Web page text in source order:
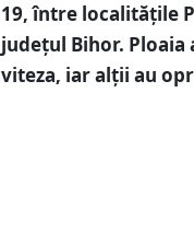
19, între localitățile
județul Bihor.
viteza, iar alții au